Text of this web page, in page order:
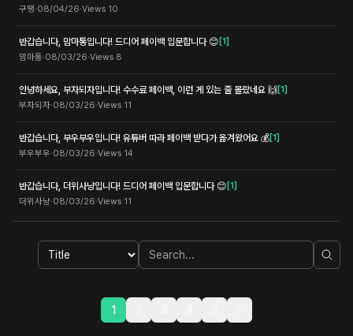
구땡·08/04/26·Views 10
반갑습니다, 맘마통입니다! 드디어 페이백 입문합니다 😊 [1]
맘마통·08/03/26·Views 8
안녕하세요, 부자되자입니다! 수수료 페이백, 이런 게 있는 줄 몰랐네요 🙌 [1]
부자되자·08/03/26·Views 11
반갑습니다, 부우부우입니다! 유튜버 따라 페이백 받다가 옮겨왔어요 💰[1]
부우부우·08/03/26·Views 14
반갑습니다, 더위사냥입니다! 드디어 페이백 입문합니다 😊 [1]
더위사냥·08/03/26·Views 11
1